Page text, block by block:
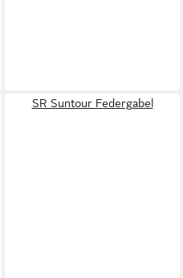
SR Suntour Federgabel